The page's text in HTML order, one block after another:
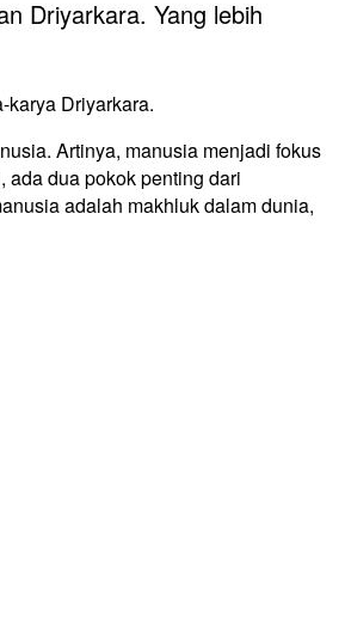
Driyarkara. Yang lebih
karya Driyarkara.
Artinya, manusia menjadi fokus
dua pokok penting dari
adalah makhluk dalam dunia,